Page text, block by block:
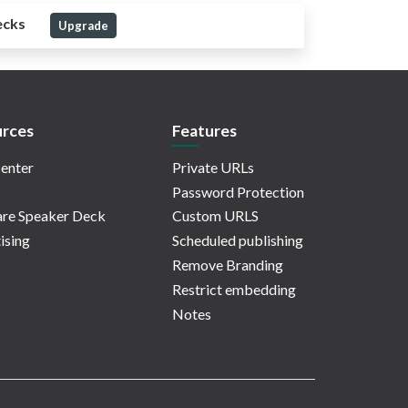
Upgrade
Speaker Deck
Features
Private URLs
Password Protection
Custom URLS
Scheduled publishing
Remove Branding
Restrict embedding
Notes